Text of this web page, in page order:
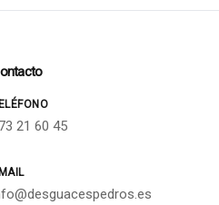
21 60 45